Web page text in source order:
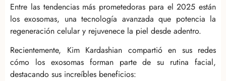
Entre las tendencias más prometedoras para el 2025 están
los exosomas, una tecnología avanzada que potencia la
regeneración celular y rejuvenece la piel desde adentro.
Recientemente, Kim Kardashian compartió en sus redes
cómo los exosomas forman parte de su rutina facial,
destacando sus increíbles beneficios: